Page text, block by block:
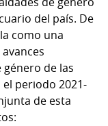
del país. De
como una
de las
periodo 2021-
de esta